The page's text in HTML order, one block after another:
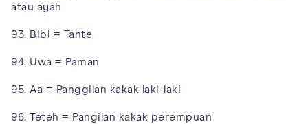
atau ayah
93. Bibi = Tante
94. Uwa = Paman
95. Aa = Panggilan kakak laki-laki
96. Teteh = Pangilan kakak perempuan